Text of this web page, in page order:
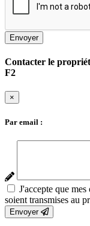
Envoyer
Contacter le
F2
×
Par email :
J'accepte que
soient transmises au
Envoyer